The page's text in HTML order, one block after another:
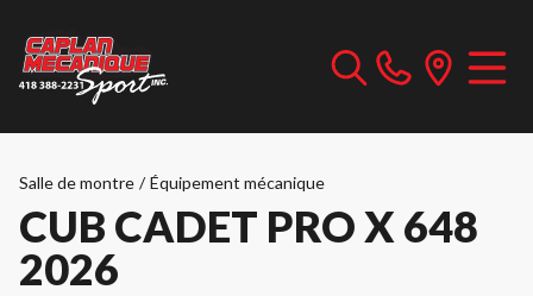
Salle de montre / Équipement mécanique
CUB CADET PRO X 648
2026